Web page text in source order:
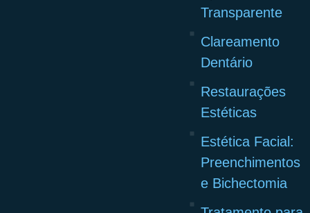
Transparente
Clareamento
Dentário
Restaurações
Estéticas
Estética Facial:
Preenchimentos
e Bichectomia